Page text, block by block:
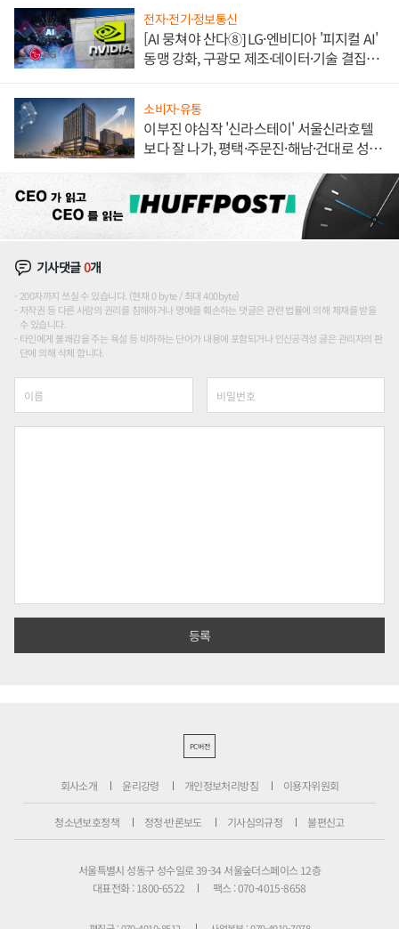
전자·전기·정보통신
[AI 뭉쳐야 산다⑧] LG·엔비디아 '피지컬 AI'
동맹 강화, 구광모 제조·데이터·기술 결집
소비자·유통
이부진 야심작 '신라스테이' 서울신라호텔
보다 잘 나가, 평택·주문진·해남·건대로 성
기사댓글0개
200자까지 쓰실 수 있습니다. (현재 0 byte / 최대 400byte)
저작권 등 다른 사람의 권리를 침해하거나 명예를 훼손하는 댓글은 관련 법률에 의해 제재를 받을
수 있습니다.
타인에게 불쾌감을 주는 욕설 등 비하하는 단어가 내용에 포함되거나 인신공격성 글은 관리자의 판
단에 의해 삭제 합니다.
PC버전
회사소개 윤리강령 개인정보처리방침 이용자위원회
청소년보호정책 정정·반론보도 기사심의규정 불편신고
서울특별시 성동구 성수일로 39-34 서울숲더스페이스 12층
대표전화 : 1800-6522
팩스 : 070-4015-8658